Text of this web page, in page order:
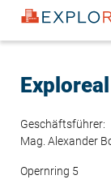
Direkt
zum
Inhalt
Geschäftsführer:
Mag. Alexander
Opernring 5